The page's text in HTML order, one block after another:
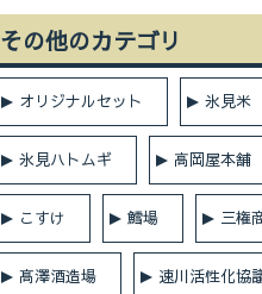
その他のカテゴリ
オリジナルセット 氷見米
氷見ハトムギ 高岡屋本舗
こすけ 鱈場 三権
髙澤酒造場 速川活性化協